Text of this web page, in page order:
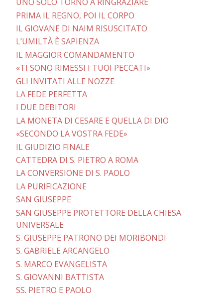
PRIMA IL REGNO, POI IL CORPO
IL GIOVANE DI NAIM RISUSCITATO
L’UMILTÀ È SAPIENZA
IL MAGGIOR COMANDAMENTO
«TI SONO RIMESSI I TUOI PECCATI»
GLI INVITATI ALLE NOZZE
LA FEDE PERFETTA
I DUE DEBITORI
LA MONETA DI CESARE E QUELLA DI DIO
«SECONDO LA VOSTRA FEDE»
IL GIUDIZIO FINALE
CATTEDRA DI S. PIETRO A ROMA
LA CONVERSIONE DI S. PAOLO
LA PURIFICAZIONE
SAN GIUSEPPE
SAN GIUSEPPE PROTETTORE DELLA CHIESA
UNIVERSALE
S. GIUSEPPE PATRONO DEI MORIBONDI
S. GABRIELE ARCANGELO
S. MARCO EVANGELISTA
S. GIOVANNI BATTISTA
SS. PIETRO E PAOLO